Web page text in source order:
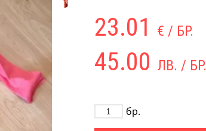
23.01 € / БР.
45.00 ЛВ. / БР.
бр.